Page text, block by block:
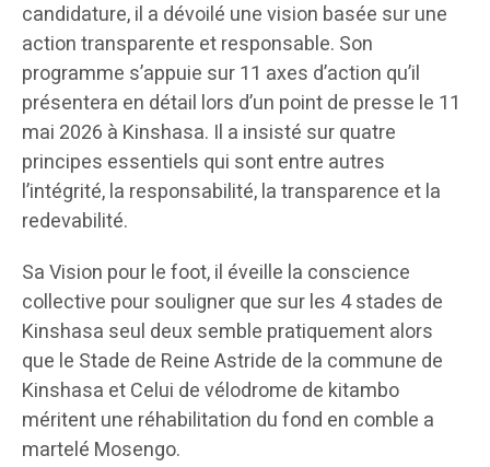
candidature, il a dévoilé une vision basée sur une
action transparente et responsable. Son
programme s’appuie sur 11 axes d’action qu’il
présentera en détail lors d’un point de presse le 11
mai 2026 à Kinshasa. Il a insisté sur quatre
principes essentiels qui sont entre autres
l’intégrité, la responsabilité, la transparence et la
redevabilité.
Sa Vision pour le foot, il éveille la conscience
collective pour souligner que sur les 4 stades de
Kinshasa seul deux semble pratiquement alors
que le Stade de Reine Astride de la commune de
Kinshasa et Celui de vélodrome de kitambo
méritent une réhabilitation du fond en comble a
martelé Mosengo.